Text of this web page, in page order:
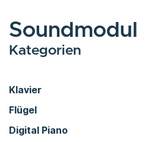
Soundmodul
Kategorien
Klavier
Flügel
Digital Piano